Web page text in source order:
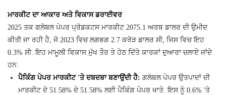
ਮਾਰਕੀਟ ਦਾ ਆਕਾਰ ਅਤੇ ਵਿਕਾਸ ਡਰਾਈਵਰ
2025 ਤਕ ਗਲੋਬਲ ਪੇਪਰ ਪ੍ਰੋਡਕਟਸ ਮਾਰਕੀਟ 2075.1 ਅਰਬ ਡਾਲਰ ਦੀ ਉਮੀਦ
ਕੀਤੀ ਜਾ ਰਹੀ ਹੈ, ਜੋ 2023 ਵਿਚ ਲਗਭਗ 2.7 ਕਰੋੜ ਡਾਲਰ ਸੀ, ਜਿਸ ਵਿਚ ਇਹ
0.3% ਸੀ. ਇਹ ਮਾਮੂਲੀ ਵਿਕਾਸ ਮੁੱਖ ਤੌਰ ਤੇ ਹੇਠ ਦਿੱਤੇ ਕਾਰਕਾਂ ਦੁਆਰਾ ਚਲਾਏ ਜਾਂਦੇ
ਹਨ:
ਪੈਕਿੰਗ ਪੇਪਰ ਮਾਰਕੀਟ 'ਤੇ ਦਬਦਬਾ ਬਣਾਉਂਦੀ ਹੈ: ਗਲੋਬਲ ਪੇਪਰ ਉਤਪਾਦਾਂ ਦੀ
ਮਾਰਕੀਟ ਦੇ 51.58% ਦੇ 51.58% ਲਈ ਪੈਕਿੰਗ ਪੇਪਰ ਖਾਤੇ. ਇਸ ਨੂੰ 0.6% 'ਤੇ